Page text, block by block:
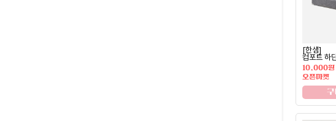
[한샘]
컴포트 하
10,000원
오픈마켓
구